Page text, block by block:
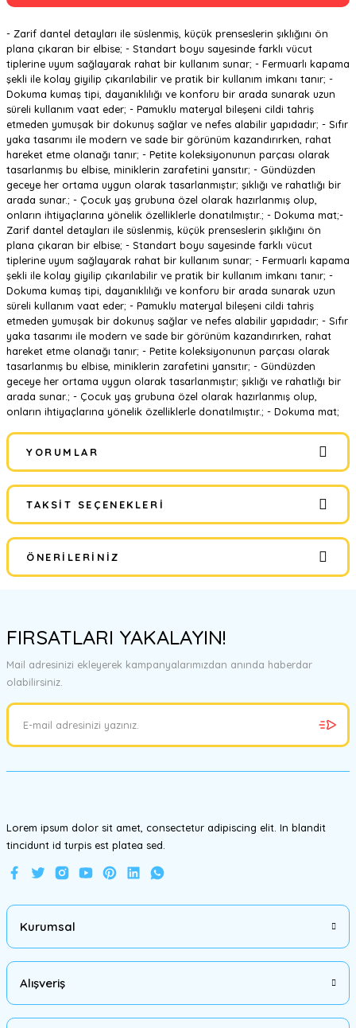
- Zarif dantel detayları ile süslenmiş, küçük prenseslerin şıklığını ön
plana çıkaran bir elbise; - Standart boyu sayesinde farklı vücut
tiplerine uyum sağlayarak rahat bir kullanım sunar; - Fermuarlı kapama
şekli ile kolay giyilip çıkarılabilir ve pratik bir kullanım imkanı tanır; -
Dokuma kumaş tipi, dayanıklılığı ve konforu bir arada sunarak uzun
süreli kullanım vaat eder; - Pamuklu materyal bileşeni cildi tahriş
etmeden yumuşak bir dokunuş sağlar ve nefes alabilir yapıdadır; - Sıfır
yaka tasarımı ile modern ve sade bir görünüm kazandırırken, rahat
hareket etme olanağı tanır; - Petite koleksiyonunun parçası olarak
tasarlanmış bu elbise, miniklerin zarafetini yansıtır; - Gündüzden
geceye her ortama uygun olarak tasarlanmıştır; şıklığı ve rahatlığı bir
arada sunar.; - Çocuk yaş grubuna özel olarak hazırlanmış olup,
onların ihtiyaçlarına yönelik özelliklerle donatılmıştır.; - Dokuma mat;-
Zarif dantel detayları ile süslenmiş, küçük prenseslerin şıklığını ön
plana çıkaran bir elbise; - Standart boyu sayesinde farklı vücut
tiplerine uyum sağlayarak rahat bir kullanım sunar; - Fermuarlı kapama
şekli ile kolay giyilip çıkarılabilir ve pratik bir kullanım imkanı tanır; -
Dokuma kumaş tipi, dayanıklılığı ve konforu bir arada sunarak uzun
süreli kullanım vaat eder; - Pamuklu materyal bileşeni cildi tahriş
etmeden yumuşak bir dokunuş sağlar ve nefes alabilir yapıdadır; - Sıfır
yaka tasarımı ile modern ve sade bir görünüm kazandırırken, rahat
hareket etme olanağı tanır; - Petite koleksiyonunun parçası olarak
tasarlanmış bu elbise, miniklerin zarafetini yansıtır; - Gündüzden
geceye her ortama uygun olarak tasarlanmıştır; şıklığı ve rahatlığı bir
arada sunar.; - Çocuk yaş grubuna özel olarak hazırlanmış olup,
onların ihtiyaçlarına yönelik özelliklerle donatılmıştır.; - Dokuma mat;
YORUMLAR
Bu ürüne ilk yorumu siz yapın!
Yorum Yaz
TAKSIT SEÇENEKLERI
ÖNERILERINIZ
tarafımıza iletebilirsiniz.
Görüş ve önerileriniz için teşekkür ederiz.
Ürün resmi kalitesiz, bozuk veya görüntülenemiyor.
Ürün bilgilerinde hatalar bulunuyor.
FIRSATLARI YAKALAYIN!
Mail adresinizi ekleyerek kampanyalarımızdan anında haberdar
olabilirsiniz.
Lorem ipsum dolor sit amet, consectetur adipiscing elit. In blandit
tincidunt id turpis est platea sed.
Kurumsal
Alışveriş